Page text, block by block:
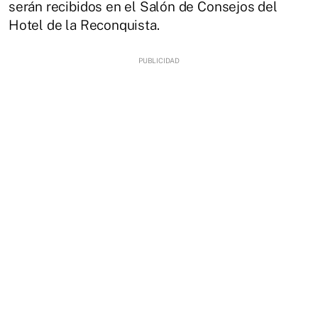
serán recibidos en el Salón de Consejos del
Hotel de la Reconquista.